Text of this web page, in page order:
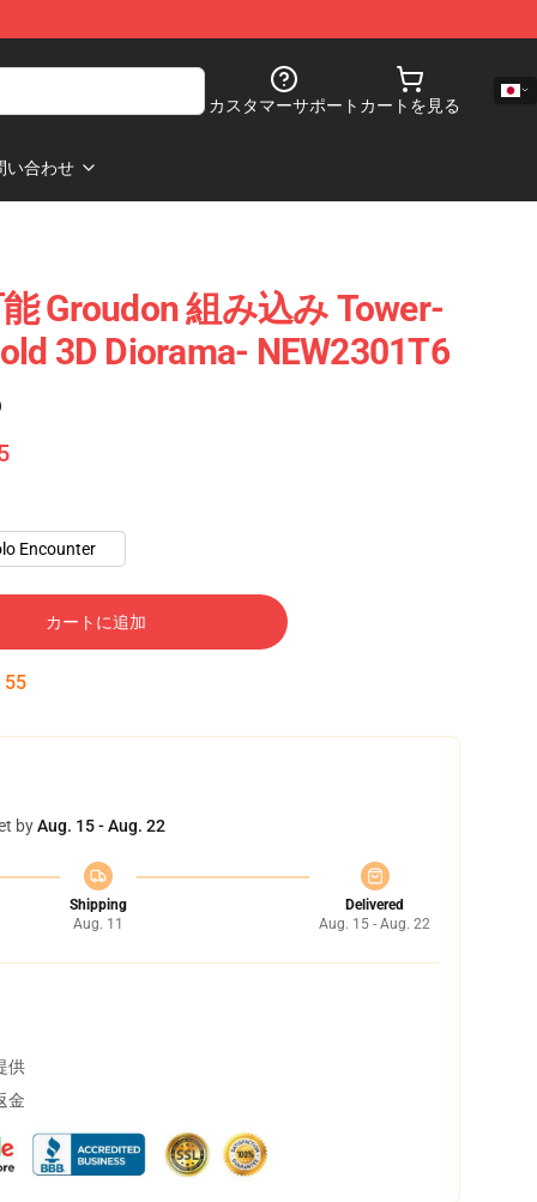
カスタマーサポート カートを見る
い合わせ
Groudon 組み込み Tower-
3D Diorama- NEW2301T6
Encounter
カートに追加
54
byAug. 15 - Aug. 22
Shipping
Aug. 11
Delivered
Aug. 15 - Aug. 22
供
金